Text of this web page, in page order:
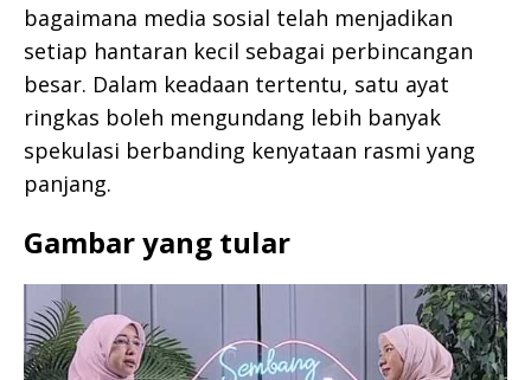
bagaimana media sosial telah menjadikan
setiap hantaran kecil sebagai perbincangan
besar. Dalam keadaan tertentu, satu ayat
ringkas boleh mengundang lebih banyak
spekulasi berbanding kenyataan rasmi yang
panjang.
Gambar yang tular